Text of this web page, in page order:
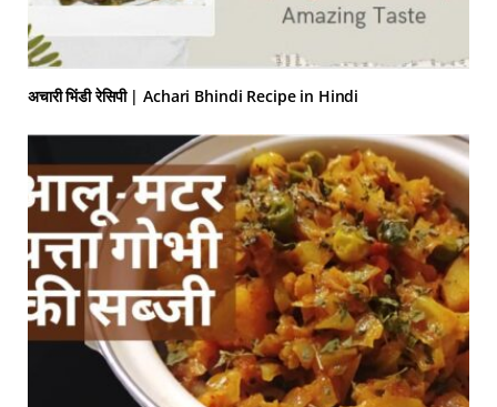
अचारी भिंडी रेसिपी | Achari Bhindi Recipe in Hindi